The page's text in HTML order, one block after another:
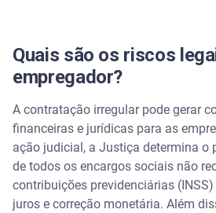
Quais são os riscos
empregador?
A contratação irregular pode gerar
financeiras e jurídicas para as
ação judicial, a Justiça determina o
de todos os encargos sociais não
contribuições previdenciárias
juros e correção monetária. Além